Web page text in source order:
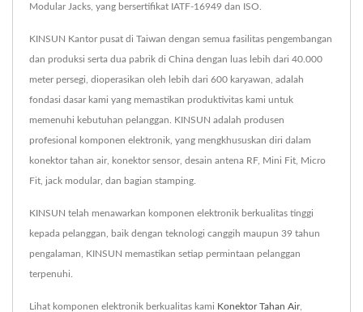
Modular Jacks, yang bersertifikat IATF-16949 dan ISO.
KINSUN Kantor pusat di Taiwan dengan semua fasilitas pengembangan
dan produksi serta dua pabrik di China dengan luas lebih dari 40.000
meter persegi, dioperasikan oleh lebih dari 600 karyawan, adalah
fondasi dasar kami yang memastikan produktivitas kami untuk
memenuhi kebutuhan pelanggan. KINSUN adalah produsen
profesional komponen elektronik, yang mengkhususkan diri dalam
konektor tahan air, konektor sensor, desain antena RF, Mini Fit, Micro
Fit, jack modular, dan bagian stamping.
KINSUN telah menawarkan komponen elektronik berkualitas tinggi
kepada pelanggan, baik dengan teknologi canggih maupun 39 tahun
pengalaman, KINSUN memastikan setiap permintaan pelanggan
terpenuhi.
Lihat komponen elektronik berkualitas kami Konektor Tahan Air,